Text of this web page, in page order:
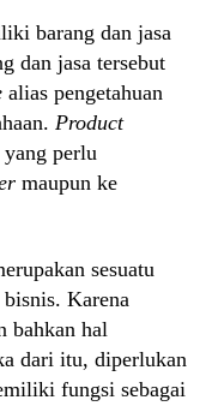
barang dan jasa
dan jasa tersebut
alias pengetahuan
Product
perlu
maupun ke
sesuatu
Karena
bahkan hal
dari itu, diperlukan
fungsi sebagai